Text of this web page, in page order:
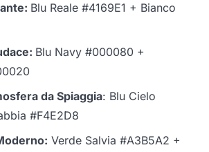
Blu Reale #4169E1 + Bianco
Blu Navy #000080 +
da Spiaggia: Blu Cielo
#F4E2D8
Verde Salvia #A3B5A2 +